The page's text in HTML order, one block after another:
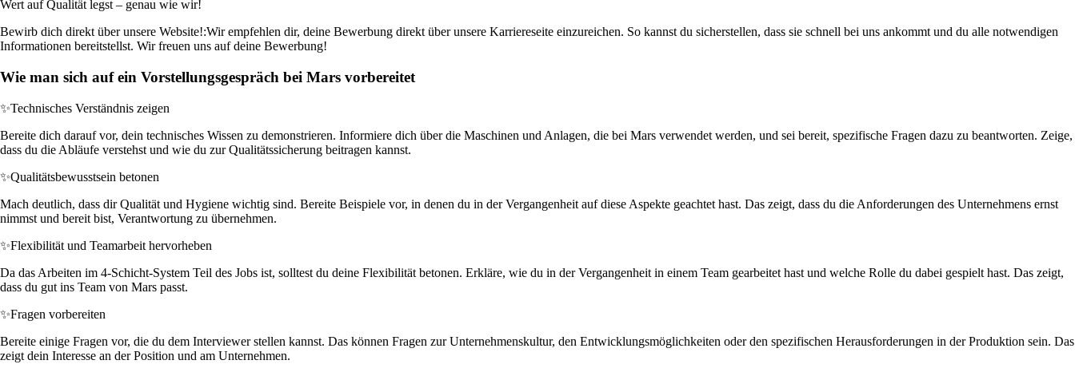
Wert auf Qualität legst – genau wie wir!
Bewirb dich direkt über unsere Website!:Wir empfehlen dir, deine Bewerbung direkt über unsere Karriereseite einzureichen. So kannst du sicherstellen, dass sie schnell bei uns ankommt und du alle notwendigen
Informationen bereitstellst. Wir freuen uns auf deine Bewerbung!
Wie man sich auf ein Vorstellungsgespräch bei Mars vorbereitet
✨Technisches Verständnis zeigen
Bereite dich darauf vor, dein technisches Wissen zu demonstrieren. Informiere dich über die Maschinen und Anlagen, die bei Mars verwendet werden, und sei bereit, spezifische Fragen dazu zu beantworten. Zeige,
dass du die Abläufe verstehst und wie du zur Qualitätssicherung beitragen kannst.
✨Qualitätsbewusstsein betonen
Mach deutlich, dass dir Qualität und Hygiene wichtig sind. Bereite Beispiele vor, in denen du in der Vergangenheit auf diese Aspekte geachtet hast. Das zeigt, dass du die Anforderungen des Unternehmens ernst
nimmst und bereit bist, Verantwortung zu übernehmen.
✨Flexibilität und Teamarbeit hervorheben
Da das Arbeiten im 4-Schicht-System Teil des Jobs ist, solltest du deine Flexibilität betonen. Erkläre, wie du in der Vergangenheit in einem Team gearbeitet hast und welche Rolle du dabei gespielt hast. Das zeigt,
dass du gut ins Team von Mars passt.
✨Fragen vorbereiten
Bereite einige Fragen vor, die du dem Interviewer stellen kannst. Das können Fragen zur Unternehmenskultur, den Entwicklungsmöglichkeiten oder den spezifischen Herausforderungen in der Produktion sein. Das
zeigt dein Interesse an der Position und am Unternehmen.